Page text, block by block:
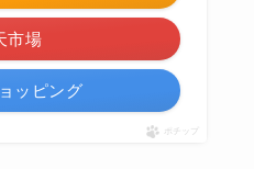
市場
ッピング
ポチップ